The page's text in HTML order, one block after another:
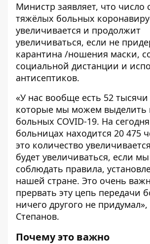
Министр заявляет, что число
тяжёлых больных
увеличивается и продолжит
увеличиваться, если не
карантина /ношения маски,
социальной дистанции и
антисептиков.
«У нас вообще есть 52 тысячи
которые мы можем выделить
больных COVID-19. На
больницах находится 20 475
это количество
будет увеличиваться, если
соблюдать правила,
нашей стране. Это очень
прервать эту цепь передачи
ничего другого не
Степанов.
Почему это важно